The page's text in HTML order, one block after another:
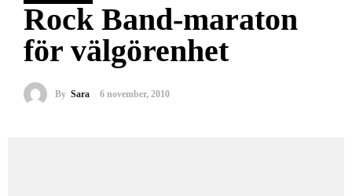
Rock Band-maraton
för välgörenhet
By Sara 6 november, 2010